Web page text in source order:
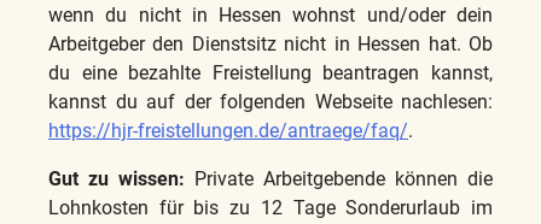
wenn du nicht in Hessen wohnst und/oder dein
Arbeitgeber den Dienstsitz nicht in Hessen hat. Ob
du eine bezahlte Freistellung beantragen kannst,
kannst du auf der folgenden Webseite nachlesen:
https://hjr-freistellungen.de/antraege/faq/.
Gut zu wissen: Private Arbeitgebende können die
Lohnkosten für bis zu 12 Tage Sonderurlaub im